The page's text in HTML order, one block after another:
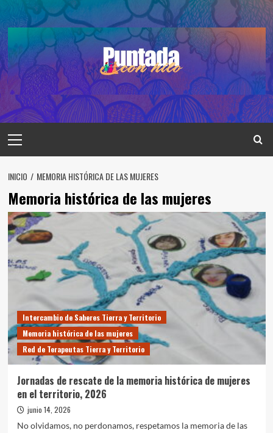
al
contenido
principal
INICIO MEMORIA HISTÓRICA DE LAS MUJERES
Memoria histórica de las mujeres
Intercambio de Saberes Tierra y Territorio
Memoria histórica de las mujeres
Red de Terapeutas Tierra y Territorio
Jornadas de rescate de la memoria histórica de mujeres
en el territorio, 2026
junio 14, 2026
No olvidamos, no perdonamos, respetamos la memoria de las